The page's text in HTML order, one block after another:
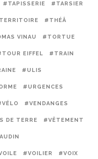
#TAPISSERIE #TARSIER
#THÉÂ
VINAU #TORTUE
EIFFEL #TRAIN
#ULIS
#URGENCES
#VENDANGES
DE TERRE #VÊTEMENT
#VOILIER #VOIX